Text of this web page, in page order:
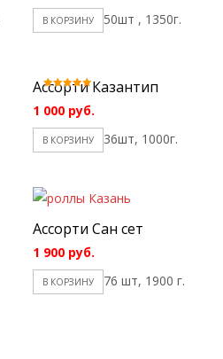
В КОРЗИНУ 50шт , 1350г.
Ассорти Казантип
Оценка
из 5
1 000 руб.
В КОРЗИНУ 36шт, 1000г.
Ассорти Сан сет
1 900 руб.
В КОРЗИНУ 76 шт, 1900 г.